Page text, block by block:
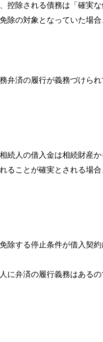
控除される債務は「確実
の対象となっていた場合
弁済の履行が義務づけら
続人の借入金は相続財産
ることが確実とされる場
除する停止条件が借入契
に弁済の履行義務はある